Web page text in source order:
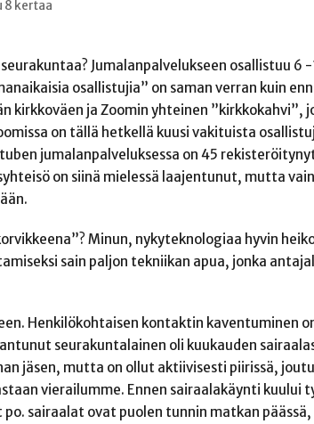
8 kertaa
Jumalanpalvelukseen osallistuu 6 -
osallistujia” on saman verran kuin
kirkkoväen ja Zoomin yhteinen ”kirkkokahvi”,
on tällä hetkellä kuusi vakituista
jumalanpalveluksessa on 45
on siinä mielessä laajentunut, mutta
Minun, nykyteknologiaa hyvin
sain paljon tekniikan apua, jonka
Henkilökohtaisen kontaktin kaventuminen
seurakuntalainen oli kuukauden
jäsen, mutta on ollut aktiivisesti piirissä,
vierailumme. Ennen sairaalakäynti kuului
sairaalat ovat puolen tunnin matkan